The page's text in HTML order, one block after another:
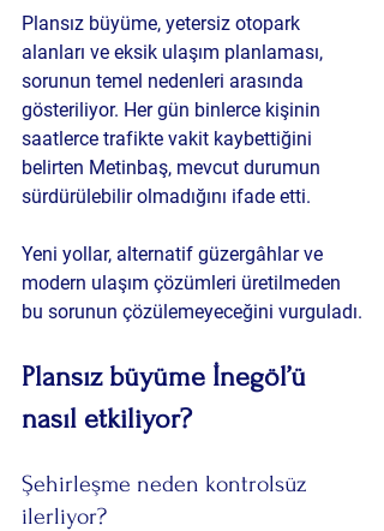
Plansız büyüme, yetersiz otopark
alanları ve eksik ulaşım planlaması,
sorunun temel nedenleri arasında
gösteriliyor. Her gün binlerce kişinin
saatlerce trafikte vakit kaybettiğini
belirten Metinbaş, mevcut durumun
sürdürülebilir olmadığını ifade etti.
Yeni yollar, alternatif güzergâhlar ve
modern ulaşım çözümleri üretilmeden
bu sorunun çözülemeyeceğini vurguladı.
Plansız büyüme İnegöl’ü
nasıl etkiliyor?
Şehirleşme neden kontrolsüz
ilerliyor?